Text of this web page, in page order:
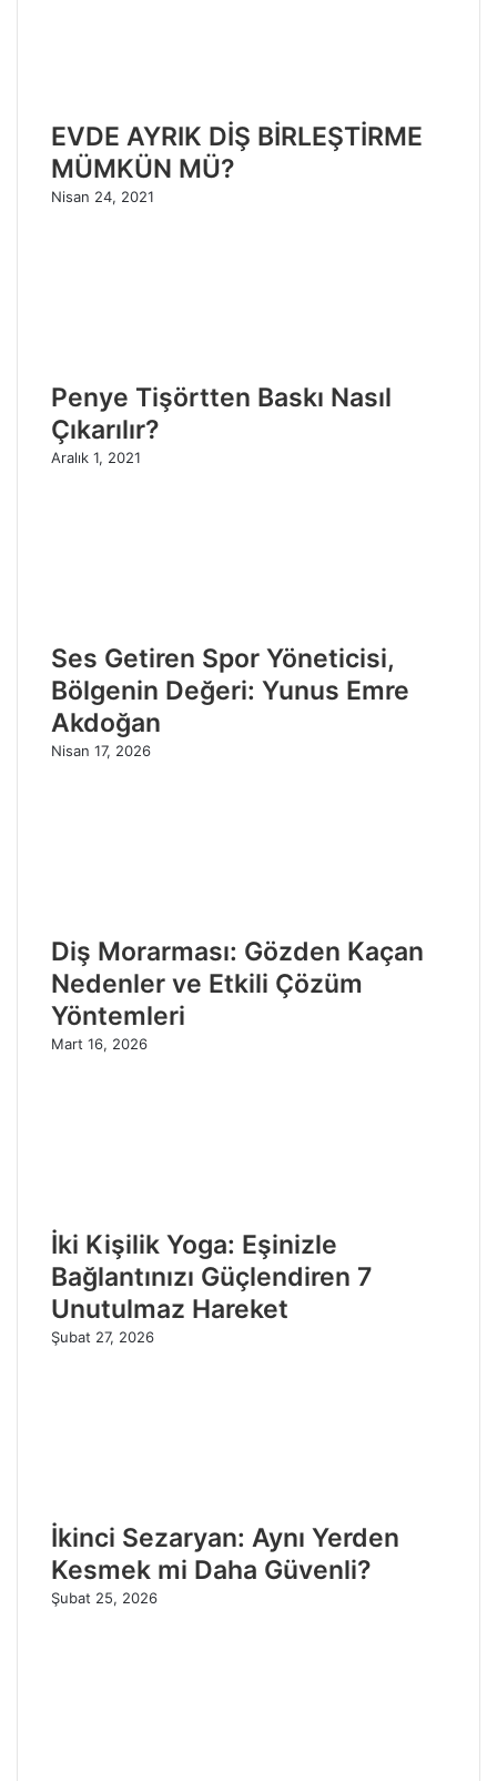
EVDE AYRIK DİŞ BİRLEŞTİRME
MÜMKÜN MÜ?
Nisan 24, 2021
Penye Tişörtten Baskı Nasıl
Çıkarılır?
Aralık 1, 2021
Ses Getiren Spor Yöneticisi,
Bölgenin Değeri: Yunus Emre
Akdoğan
Nisan 17, 2026
Diş Morarması: Gözden Kaçan
Nedenler ve Etkili Çözüm
Yöntemleri
Mart 16, 2026
İki Kişilik Yoga: Eşinizle
Bağlantınızı Güçlendiren 7
Unutulmaz Hareket
Şubat 27, 2026
İkinci Sezaryan: Aynı Yerden
Kesmek mi Daha Güvenli?
Şubat 25, 2026